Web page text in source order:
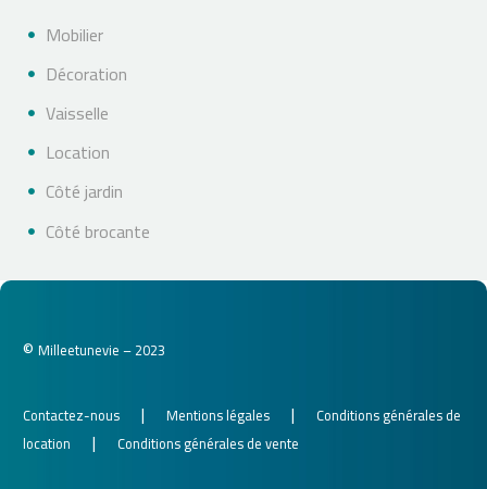
Mobilier
Décoration
Vaisselle
Location
Côté jardin
Côté brocante
© Milleetunevie – 2023
Contactez-nous | Mentions légales |
Conditions générales de
location
| Conditions générales de vente